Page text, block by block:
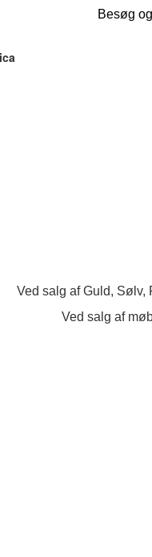
Besøg
Ved salg af Guld,
Ved salg af